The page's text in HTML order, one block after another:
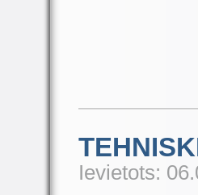
Ievietots: